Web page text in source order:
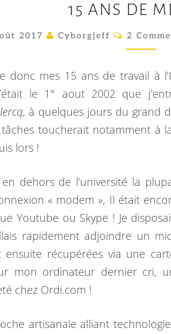
5
A
N
S
D
E
15 ANS DE
2017 Cyborgjeff
C
M
E
N
T
A
I
E
2
donc mes 15 ans de travail à
le 1° aout 2002 que
, à quelques jours du grand
tâches toucherait notamment à
lors !
dehors de l’université la
« modem », Il était
Youtube ou Skype ! Je
rapidement adjoindre un
ensuite récupérées via une
mon ordinateur dernier cri,
chez Ordi.com !
artisanale alliant